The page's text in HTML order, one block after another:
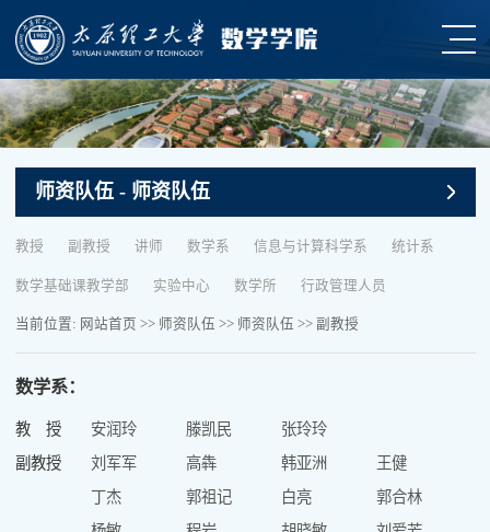
师资队伍 - 师资队伍
教授 副教授 讲师 数学系 信息与计算科学系 统计系
数学基础课教学部 实验中心 数学所 行政管理人员
当前位置: 网站首页 >> 师资队伍 >> 师资队伍 >> 副教授
数学系：
教 授 安润玲 滕凯民
张玲玲
副教授
刘军军 高犇 韩亚洲
王健
丁杰
郭祖记 白亮
郭合林